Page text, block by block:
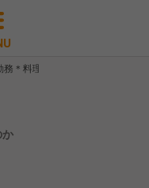
務＊料理長候補＞食材にこだわ